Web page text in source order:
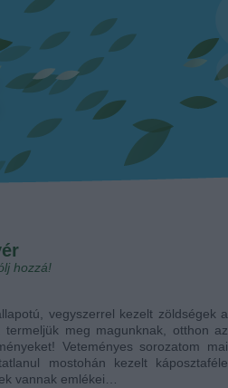
hozzá!
vegyszerrel kezelt zöldségek a
termeljük meg magunknak, otthon az
Veteményes sorozatom mai
mostohán kezelt káposztaféle
vannak emlékei…